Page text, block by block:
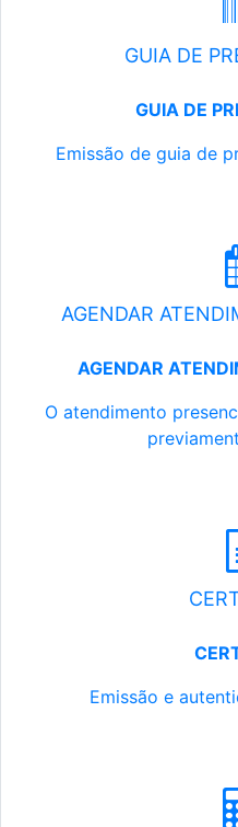
GUIA DE
GUIA DE
Emissão de guia de
AGENDAR
AGENDAR
O atendimento
Emissão e